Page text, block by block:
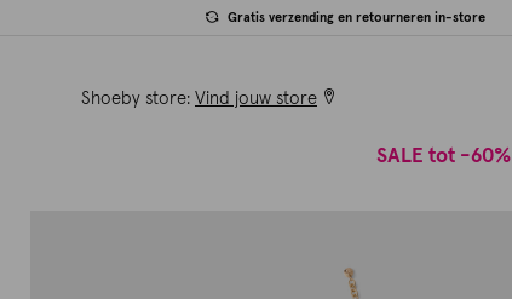
Gratis verzending en retourneren in-store
Shoeby store: Vind jouw store
SALE tot -60%